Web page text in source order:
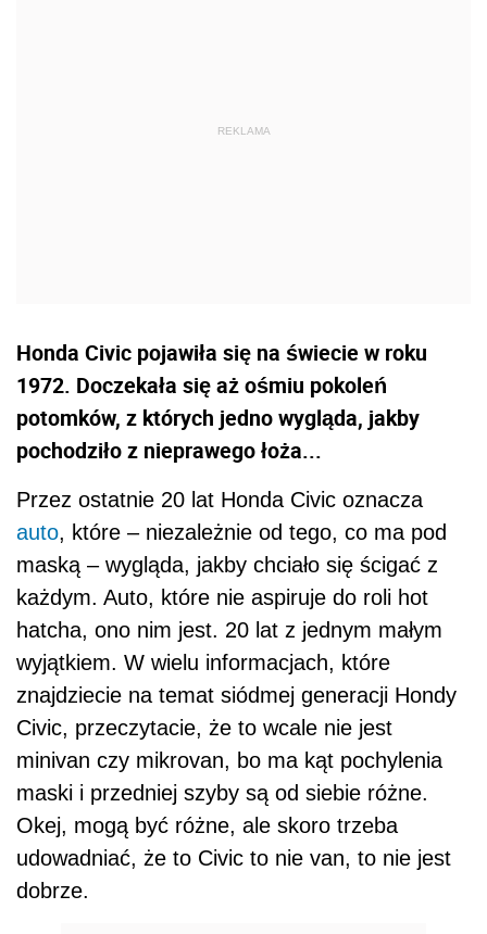
Honda Civic pojawiła się na świecie w roku
1972. Doczekała się aż ośmiu pokoleń
potomków, z których jedno wygląda, jakby
pochodziło z nieprawego łoża...
Przez ostatnie 20 lat Honda Civic oznacza
auto, które – niezależnie od tego, co ma pod
maską – wygląda, jakby chciało się ścigać z
każdym. Auto, które nie aspiruje do roli hot
hatcha, ono nim jest. 20 lat z jednym małym
wyjątkiem. W wielu informacjach, które
znajdziecie na temat siódmej generacji Hondy
Civic, przeczytacie, że to wcale nie jest
minivan czy mikrovan, bo ma kąt pochylenia
maski i przedniej szyby są od siebie różne.
Okej, mogą być różne, ale skoro trzeba
udowadniać, że to Civic to nie van, to nie jest
dobrze.